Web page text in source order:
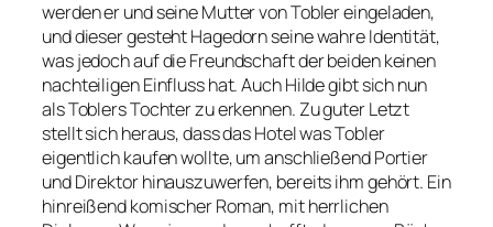
werden er und seine Mutter von Tobler eingeladen,
und dieser gesteht Hagedorn seine wahre Identität,
was jedoch auf die Freundschaft der beiden keinen
nachteiligen Einfluss hat. Auch Hilde gibt sich nun
als Toblers Tochter zu erkennen. Zu guter Letzt
stellt sich heraus, dass das Hotel was Tobler
eigentlich kaufen wollte, um anschließend Portier
und Direktor hinauszuwerfen, bereits ihm gehört. Ein
hinreißend komischer Roman, mit herrlichen